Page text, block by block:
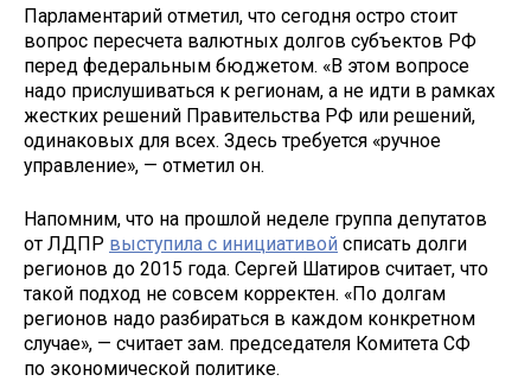
Парламентарий отметил, что сегодня остро стоит
вопрос пересчета валютных долгов субъектов РФ
перед федеральным бюджетом. «В этом вопросе
надо прислушиваться к регионам, а не идти в рамках
жестких решений Правительства РФ или решений,
одинаковых для всех. Здесь требуется «ручное
управление», — отметил он.
Напомним, что на прошлой неделе группа депутатов
от ЛДПР выступила с инициативой списать долги
регионов до 2015 года. Сергей Шатиров считает, что
такой подход не совсем корректен. «По долгам
регионов надо разбираться в каждом конкретном
случае», — считает зам. председателя Комитета СФ
по экономической политике.